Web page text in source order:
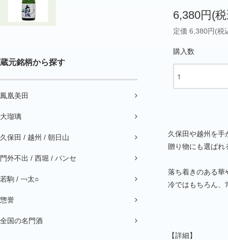
蔵元銘柄から探す
鳳凰美田
大瑠璃
久保田 / 越州 / 朝日山
門外不出 / 西堀 / パンセ
若駒 / ￢太○
惣誉
全国の名門酒
6,380円(
定価 6,380円(税
購入数
久保田や越州を手
贈り物にも選ばれ
落ち着きのある華
冷ではもちろん、
【詳細】